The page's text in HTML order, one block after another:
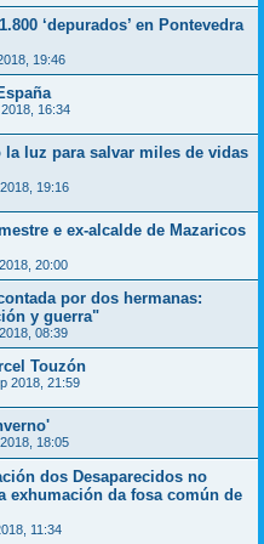
‘depurados’ en Pontevedra
19:46
16:34
la luz para salvar miles de vidas
19:16
e ex-alcalde de Mazaricos
20:00
por dos hermanas:
y guerra"
08:39
Touzón
2018, 21:59
18:05
dos Desaparecidos no
exhumación da fosa común de
11:34